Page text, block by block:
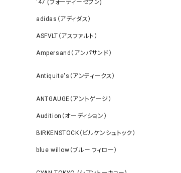
‘47 (フォーティーセブン)
adidas（アディダス）
ASFVLT（アスファルト）
Ampersand（アンパサンド）
Antiquite's（アンティークス）
ANTGAUGE（アントゲージ）
Audition（オーディション）
BIRKENSTOCK（ビルケンシュトック）
blue willow（ブルーウィロー）